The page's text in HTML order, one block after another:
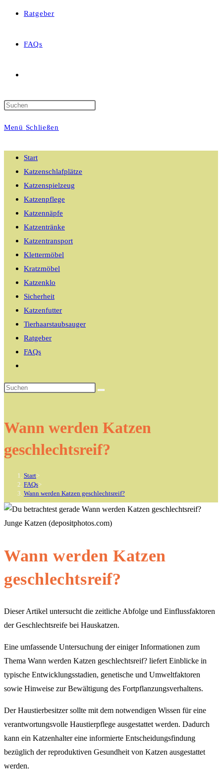
Ratgeber
FAQs
Suche
Menü Schließen
Start
Katzenschlafplätze
Katzenspielzeug
Katzenpflege
Katzennäpfe
Katzentränke
Katzentransport
Klettermöbel
Kratzmöbel
Katzenklo
Sicherheit
Katzenfutter
Tierhaarstaubsauger
Ratgeber
FAQs
umschalten
Wann werden Katzen
geschlechtsreif?
Start>
FAQs>
Wann werden Katzen geschlechtsreif?
Junge Katzen (depositphotos.com)
Wann werden Katzen
geschlechtsreif?
Dieser Artikel untersucht die zeitliche Abfolge und Einflussfaktoren
der Geschlechtsreife bei Hauskatzen.
Eine umfassende Untersuchung der einiger Informationen zum
Thema Wann werden Katzen geschlechtsreif? liefert Einblicke in
typische Entwicklungsstadien, genetische und Umweltfaktoren
sowie Hinweise zur Bewältigung des Fortpflanzungsverhaltens.
Der Haustierbesitzer sollte mit dem notwendigen Wissen für eine
verantwortungsvolle Haustierpflege ausgestattet werden. Dadurch
kann ein Katzenhalter eine informierte Entscheidungsfindung
bezüglich der reproduktiven Gesundheit von Katzen ausgestattet
werden.